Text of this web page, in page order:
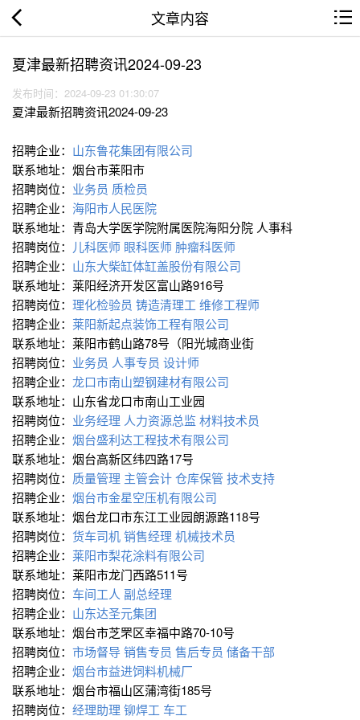
文章内容
夏津最新招聘资讯2024-09-23
发布时间：2024-09-23 01:30:07
夏津最新招聘资讯2024-09-23
招聘企业： 山东鲁花集团有限公司
联系地址：烟台市莱阳市
招聘岗位： 业务员 质检员
招聘企业： 海阳市人民医院
联系地址：青岛大学医学院附属医院海阳分院 人事科
招聘岗位： 儿科医师 眼科医师 肿瘤科医师
招聘企业： 山东大柴缸体缸盖股份有限公司
联系地址：莱阳经济开发区富山路916号
招聘岗位： 理化检验员 铸造清理工 维修工程师
招聘企业： 莱阳新起点装饰工程有限公司
联系地址：莱阳市鹤山路78号（阳光城商业街
招聘岗位： 业务员 人事专员 设计师
招聘企业： 龙口市南山塑钢建材有限公司
联系地址：山东省龙口市南山工业园
招聘岗位： 业务经理 人力资源总监材料技术员
招聘企业： 烟台盛利达工程技术有限公司
联系地址：烟台高新区纬四路17号
招聘岗位： 质量管理 主管会计仓库保管 技术支持
招聘企业： 烟台市金星空压机有限公司
联系地址：烟台龙口市东江工业园朗源路118号
招聘岗位： 货车司机销售经理 机械技术员
招聘企业： 莱阳市梨花涂料有限公司
联系地址：莱阳市龙门西路511号
招聘岗位： 车间工人 副总经理
招聘企业： 山东达圣元集团
联系地址：烟台市芝罘区幸福中路70-10号
招聘岗位： 市场督导销售专员 售后专员 储备干部
招聘企业： 烟台市益进饲料机械厂
联系地址：烟台市福山区蒲湾街185号
招聘岗位： 经理助理 铆焊工 车工